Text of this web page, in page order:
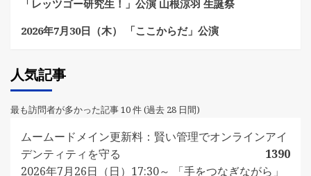
「レッツゴー研究生！」公演 山根涼羽 生誕祭
2026年7月30日（木） 「ここからだ」公演
人気記事
最も訪問者が多かった記事 10 件 (過去 28 日間)
ムームードメイン更新料：賢い管理でオンラインアイ
デンティティを守る
1390
2026年7月26日（日）17:30～ 「手をつなぎながら」